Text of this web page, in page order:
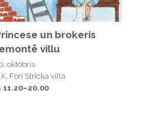
un brokeris
villu
oktobris
Fon Stricka villa
11.20–20.00